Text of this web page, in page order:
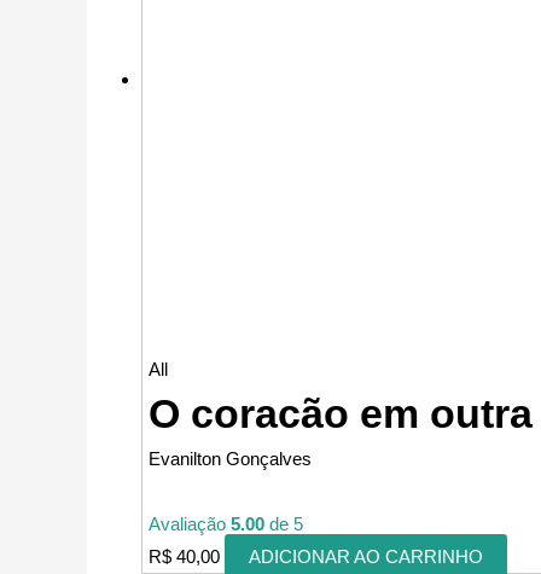
All
O coracão em
Evanilton Gonçalves
Avaliação 5.00 de 5
R$ 40,00 ADICIONAR AO CARRINHO